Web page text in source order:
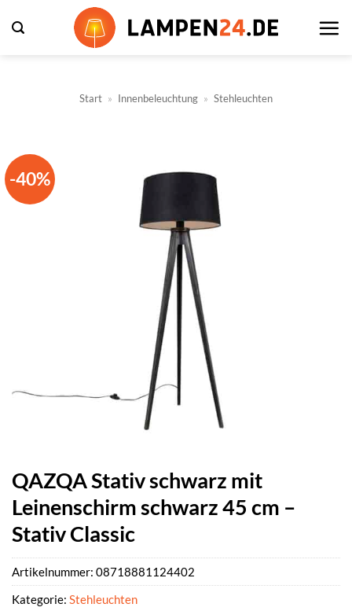
Inhalt
Start » Innenbeleuchtung » Stehleuchten
-40%
QAZQA Stativ schwarz mit
Leinenschirm schwarz 45 cm –
Stativ Classic
Artikelnummer: 08718881124402
Kategorie: Stehleuchten